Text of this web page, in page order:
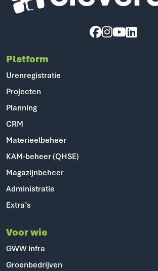
Platform
Urenregistratie
Projecten
Planning
CRM
Materieelbeheer
KAM-beheer (QHSE)
Magazijnbeheer
Administratie
Extra’s
Voor wie
GWW Infra
Groenbedrijven